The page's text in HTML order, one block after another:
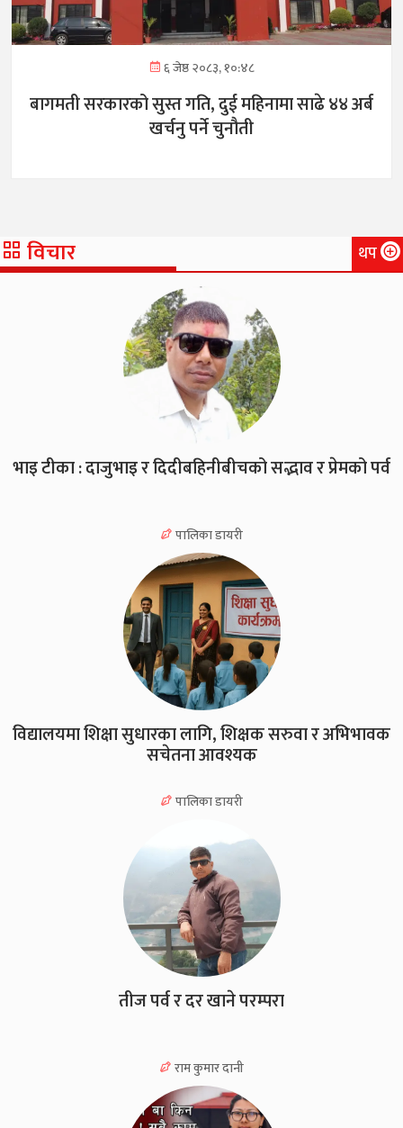
६ जेष्ठ २०८३, १०:४८
बागमती सरकारको सुस्त गति, दुई महिनामा साढे ४४ अर्ब
खर्चनु पर्ने चुनौती
विचार थप
भाइ टीका : दाजुभाइ र दिदीबहिनीबीचको सद्भाव र प्रेमको पर्व
पालिका डायरी
विद्यालयमा शिक्षा सुधारका लागि, शिक्षक सरुवा र अभिभावक
सचेतना आवश्यक
पालिका डायरी
तीज पर्व र दर खाने परम्परा
राम कुमार दानी